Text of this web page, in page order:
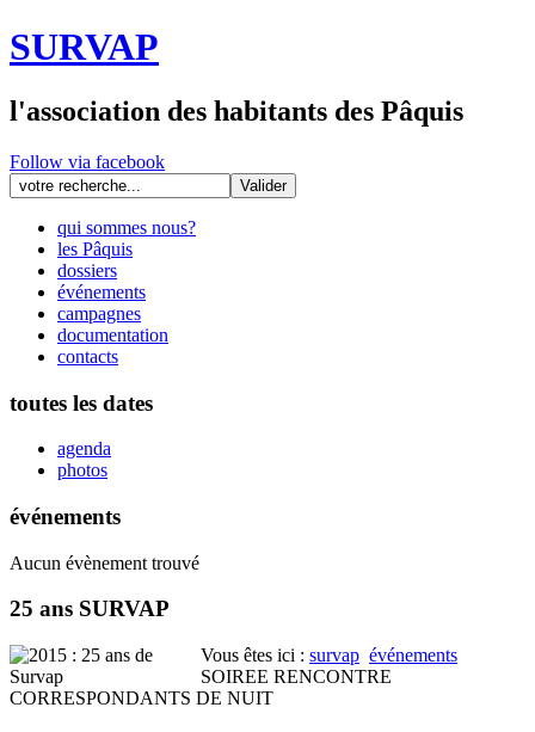
SURVAP
l'association des habitants des Pâquis
Follow via facebook
qui sommes nous?
les Pâquis
dossiers
événements
campagnes
documentation
contacts
toutes les dates
agenda
photos
événements
Aucun évènement trouvé
25 ans SURVAP
Vous êtes ici : survap événements
SOIREE RENCONTRE
CORRESPONDANTS DE NUIT